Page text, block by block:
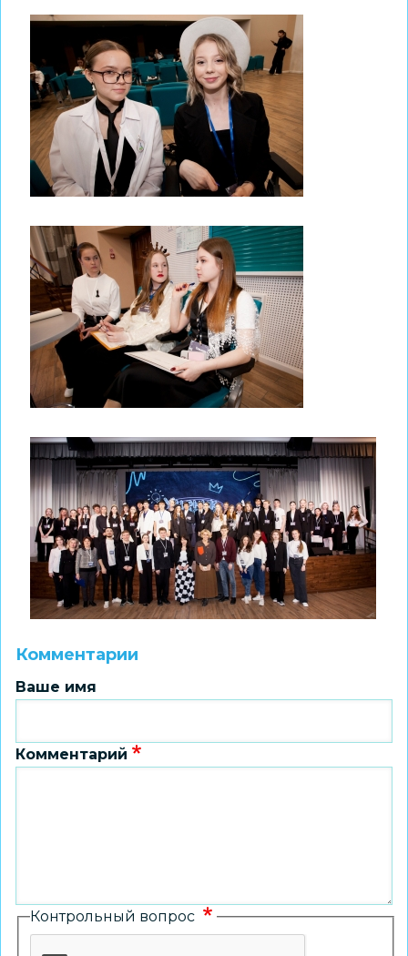
Комментарии
Ваше имя
Комментарий
Контрольный вопрос